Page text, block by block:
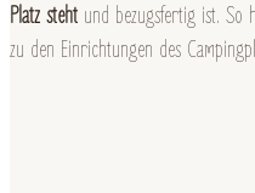
Platz steht und bezugsfertig ist. So
zu den Einrichtungen des